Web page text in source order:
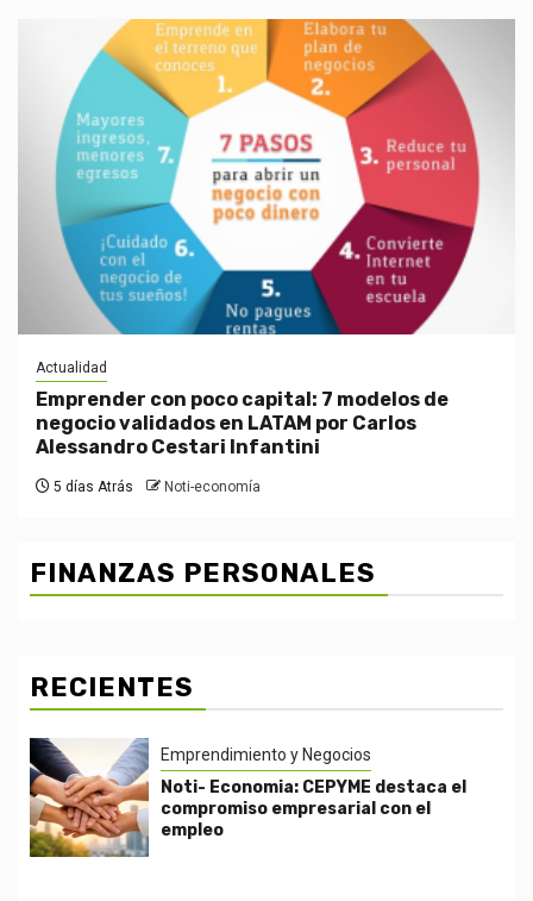
Actualidad
Emprender con poco capital: 7 modelos de
negocio validados en LATAM por Carlos
Alessandro Cestari Infantini
5 días Atrás Noti-economía
FINANZAS PERSONALES
RECIENTES
Emprendimiento y Negocios
Noti- Economia: CEPYME destaca el
compromiso empresarial con el
empleo